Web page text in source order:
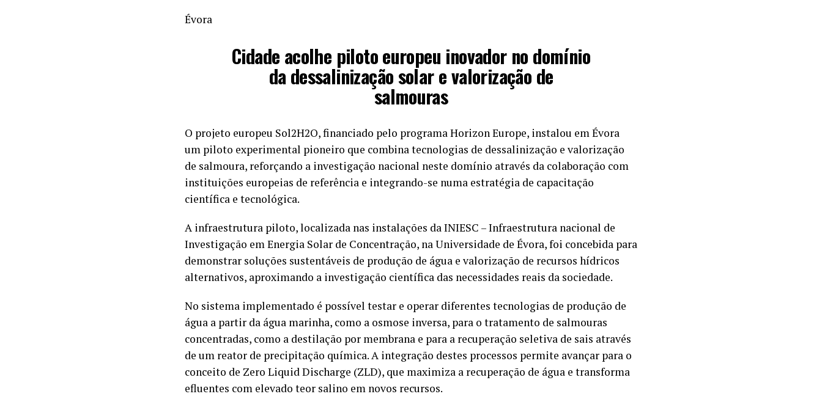
Évora
Cidade acolhe piloto europeu inovador no domínio
da dessalinização solar e valorização de
salmouras
O projeto europeu Sol2H2O, financiado pelo programa Horizon Europe, instalou em Évora
um piloto experimental pioneiro que combina tecnologias de dessalinização e valorização
de salmoura, reforçando a investigação nacional neste domínio através da colaboração com
instituições europeias de referência e integrando-se numa estratégia de capacitação
científica e tecnológica.
A infraestrutura piloto, localizada nas instalações da INIESC – Infraestrutura nacional de
Investigação em Energia Solar de Concentração, na Universidade de Évora, foi concebida para
demonstrar soluções sustentáveis de produção de água e valorização de recursos hídricos
alternativos, aproximando a investigação científica das necessidades reais da sociedade.
No sistema implementado é possível testar e operar diferentes tecnologias de produção de
água a partir da água marinha, como a osmose inversa, para o tratamento de salmouras
concentradas, como a destilação por membrana e para a recuperação seletiva de sais através
de um reator de precipitação química. A integração destes processos permite avançar para o
conceito de Zero Liquid Discharge (ZLD), que maximiza a recuperação de água e transforma
efluentes com elevado teor salino em novos recursos.